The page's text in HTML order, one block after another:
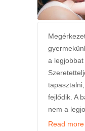
a
fejlődik. A
nem a
Read more